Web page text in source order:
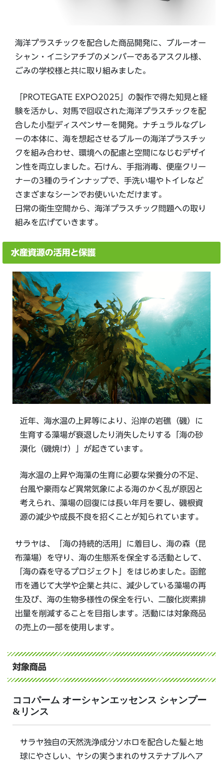
海洋プラスチックを配合した商品開発に、ブルーオー
シャン・イニシアチブのメンバーであるアスクル様、
ごみの学校様と共に取り組みました。
「PROTEGATE EXPO2025」の製作で得た知見と経
験を活かし、対馬で回収された海洋プラスチックを配
合した小型ディスペンサーを開発。ナチュラルなグレ
ーの本体に、海を想起させるブルーの海洋プラスチッ
クを組み合わせ、環境への配慮と空間になじむデザイ
ン性を両立しました。石けん、手指消毒、便座クリー
ナーの3種のラインナップで、手洗い場やトイレなど
さまざまなシーンでお使いいただけます。
日常の衛生空間から、海洋プラスチック問題への取り
組みを広げていきます。
水産資源の活用と保護
近年、海水温の上昇等により、沿岸の岩礁（磯）に
生育する藻場が衰退したり消失したりする「海の砂
漠化（磯焼け）」が起きています。
海水温の上昇や海藻の生育に必要な栄養分の不足、
台風や豪雨など異常気象による海のかく乱が原因と
考えられ、藻場の回復には長い年月を要し、磯根資
源の減少や成長不良を招くことが知られています。
サラヤは、「海の持続的活用」に着目し、海の森（昆
布藻場）を守り、海の生態系を保全する活動として、
「海の森を守るプロジェクト」をはじめました。函館
市を通じて大学や企業と共に、減少している藻場の再
生及び、海の生物多様性の保全を行い、二酸化炭素排
出量を削減することを目指します。活動には対象商品
の売上の一部を使用します。
対象商品
ココパーム オーシャンエッセンス シャンプー
&リンス
サラヤ独自の天然洗浄成分ソホロを配合した髪と地
球にやさしい、ヤシの実うまれのサステナブルヘア